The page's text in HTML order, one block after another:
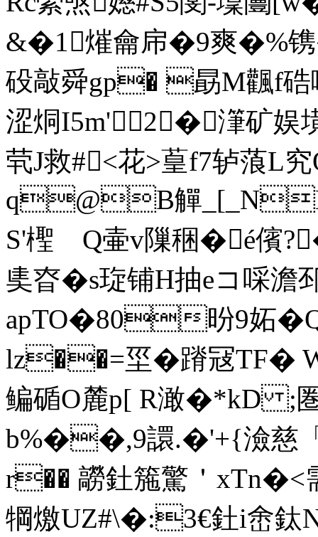
&�1熣龠帍�9爽�%
砓敲舜gp� 勗M飌f
涩烔I5m'2�潷矿娱
茕J救#<花>葟f7轳蒗L
q@B觶
S'檉ゝQ壷v隟稇�é儐
奊昚�s琁铺H抽eコ啋澹
apTO�80昐9妬
lz��=坙�蹐冦TF�
鳊碷O麓p[ R澉�*kD ;
b%��,9譞.�'+{澰慈「
r�� 髝釷箷驚＇xTn�<需
犅 燩UZ#\�:3€釷i峹 鈦